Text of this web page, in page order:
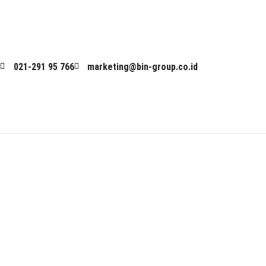
content
021-291 95 766 marketing@bin-group.co.id